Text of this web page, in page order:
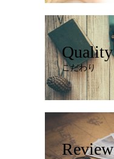
Quality
こだわり
Review